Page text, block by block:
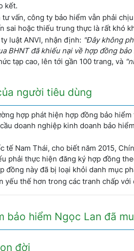
kết.
vấn, công ty bảo hiểm vẫn phải
sai hoặc thiếu trung thực là rất khó
luật ANVI, nhận định: "Đây không
BHNT đã khiếu nại về hợp đồng bảo
tạp cao, lên tới gần 100 trang, và
người tiêu dùng
hợp phát hiện hợp đồng bảo
doanh nghiệp kinh doanh bảo
tế Nam Thái, cho biết năm 2015,
phải thực hiện đăng ký hợp đồng
đồng này đã bị loại khỏi danh mục
thế hơn trong các tranh chấp với
bảo hiểm Ngọc Lan đã
đời